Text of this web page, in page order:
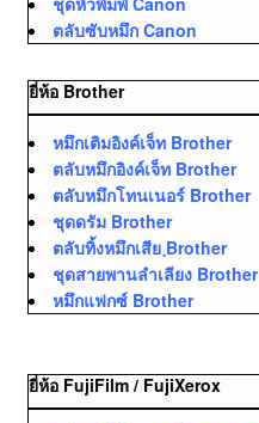
ตลับซับหมึก Canon
ยี่ห้อ Brother
หมึกเติมอิงค์เจ็ท Brother
ตลับหมึกอิงค์เจ็ท Brother
ตลับหมึกโทนเนอร์ Brother
ชุดดรัม Brother
ตลับทิ้งหมึกเสีย ฺBrother
ชุดสายพานลำเลียง Brother
หมึกแฟกซ์ Brother
ยี่ห้อ FujiFilm / FujiXerox